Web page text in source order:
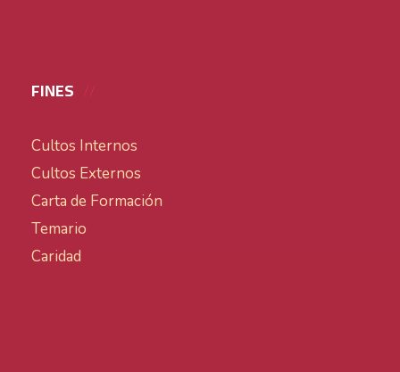
FINES
Cultos Internos
Cultos Externos
Carta de Formación
Temario
Caridad